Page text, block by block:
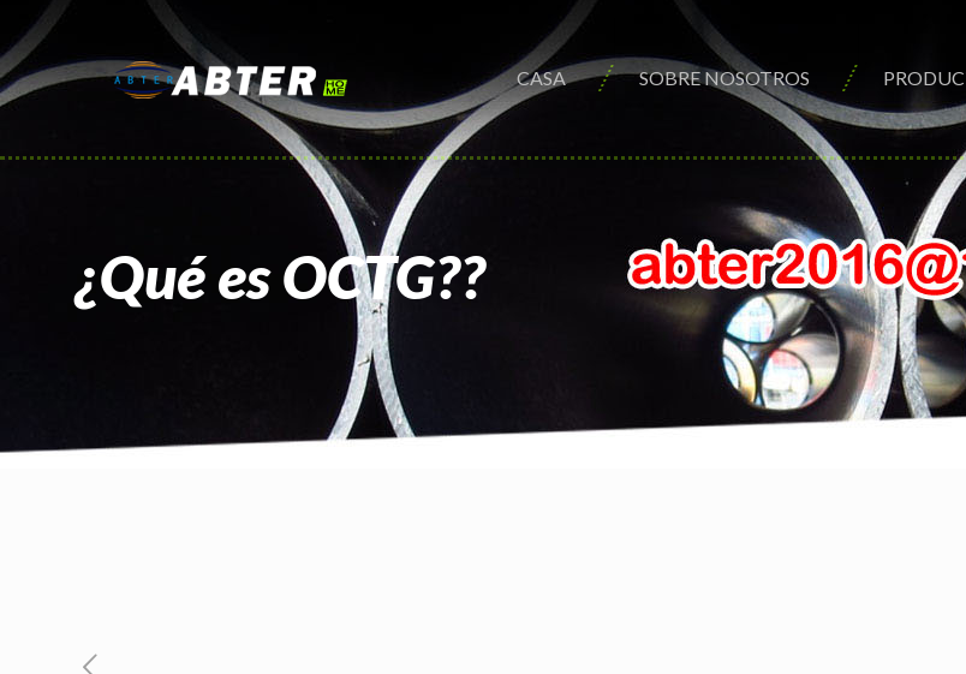
CASA SOBRE NOSOTROS
¿Qué es OCTG??